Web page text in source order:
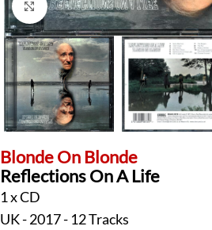
Klick zum Vergrößern
Blonde On Blonde
Reflections On A Life
1 x CD
UK - 2017 - 12 Tracks